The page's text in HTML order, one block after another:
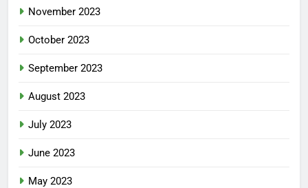
November 2023
October 2023
September 2023
August 2023
July 2023
June 2023
May 2023